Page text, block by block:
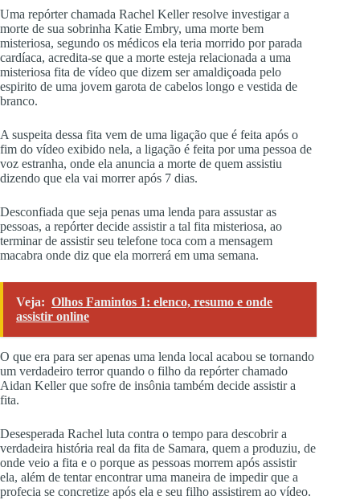
Uma repórter chamada Rachel Keller resolve investigar a
morte de sua sobrinha Katie Embry, uma morte bem
misteriosa, segundo os médicos ela teria morrido por parada
cardíaca, acredita-se que a morte esteja relacionada a uma
misteriosa fita de vídeo que dizem ser amaldiçoada pelo
espirito de uma jovem garota de cabelos longo e vestida de
branco.
A suspeita dessa fita vem de uma ligação que é feita após o
fim do vídeo exibido nela, a ligação é feita por uma pessoa de
voz estranha, onde ela anuncia a morte de quem assistiu
dizendo que ela vai morrer após 7 dias.
Desconfiada que seja penas uma lenda para assustar as
pessoas, a repórter decide assistir a tal fita misteriosa, ao
terminar de assistir seu telefone toca com a mensagem
macabra onde diz que ela morrerá em uma semana.
Veja: Olhos Famintos 1: elenco, resumo e onde
assistir online
O que era para ser apenas uma lenda local acabou se tornando
um verdadeiro terror quando o filho da repórter chamado
Aidan Keller que sofre de insônia também decide assistir a
fita.
Desesperada Rachel luta contra o tempo para descobrir a
verdadeira história real da fita de Samara, quem a produziu, de
onde veio a fita e o porque as pessoas morrem após assistir
ela, além de tentar encontrar uma maneira de impedir que a
profecia se concretize após ela e seu filho assistirem ao vídeo.